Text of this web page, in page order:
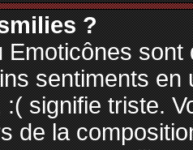
?
Emoticônes
sentiments
signifie triste.
de la